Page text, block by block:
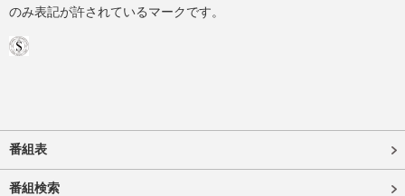
のみ表記が許されているマークです。
番組表
番組検索